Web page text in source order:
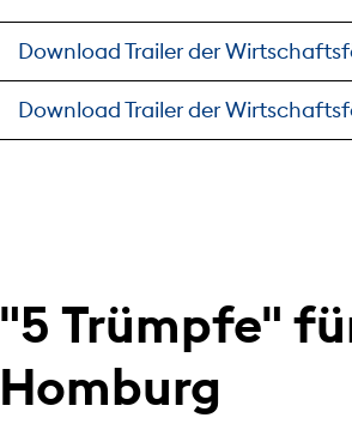
Download Trailer der
Download Trailer der
"5 Trümpfe"
Homburg